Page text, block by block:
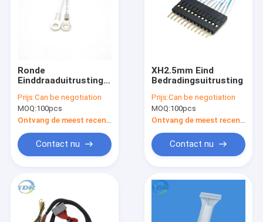
Ronde
Einddraaduitrusting
Cirkelgat
Prijs:Can be negotiation
MOQ:100pcs
Contact nu
XH2.5mm Eind
Bedradingsuitrusting
Prijs:Can be negotiation
MOQ:100pcs
Contact nu